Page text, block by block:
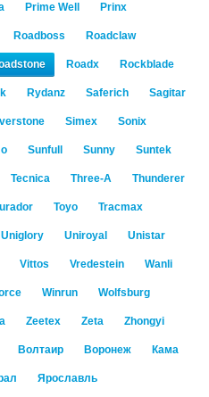
Prime Well Prinx
Roadboss Roadclaw
Roadx Rockblade
Rydanz Saferich Sagitar
Simex Sonix
Sunfull Sunny Suntek
Tecnica Three-A Thunderer
Toyo Tracmax
Uniglory Uniroyal Unistar
Vittos Vredestein Wanli
Winrun Wolfsburg
Zeetex Zeta Zhongyi
Волтаир Воронеж Кама
Ярославль